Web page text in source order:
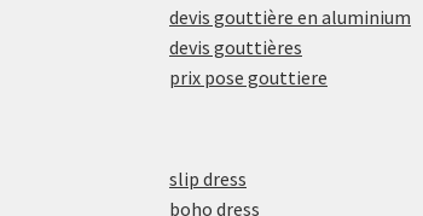
devis gouttière en aluminium
devis gouttières
prix pose gouttiere
slip dress
boho dress